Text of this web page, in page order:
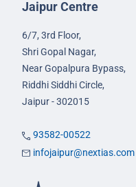
Jaipur Centre
6/7, 3rd Floor,
Shri Gopal Nagar,
Near Gopalpura Bypass,
Riddhi Siddhi Circle,
Jaipur - 302015
93582-00522
infojaipur@nextias.com